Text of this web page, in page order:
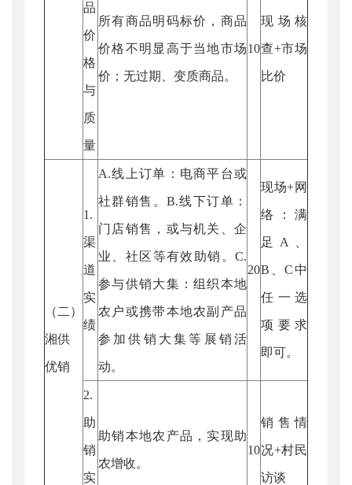
品
价
格
与
质
量
所有商品明码标价，商品
价格不明显高于当地市场
价；无过期、变质商品。
10
现场核
查+市场
比价
（二）
湘供
优销
1.
渠
道
实
绩
A.线上订单：电商平台或
社群销售。B.线下订单：
门店销售，或与机关、企
业、社区等有效助销。C.
参与供销大集：组织本地
农户或携带本地农副产品
参加供销大集等展销活
动。
20
现场+网
络：满
足A、
B、C中
任一选
项要求
即可。
2.
助
销
实
助销本地农产品，实现助
农增收。
10
销售情
况+村民
访谈